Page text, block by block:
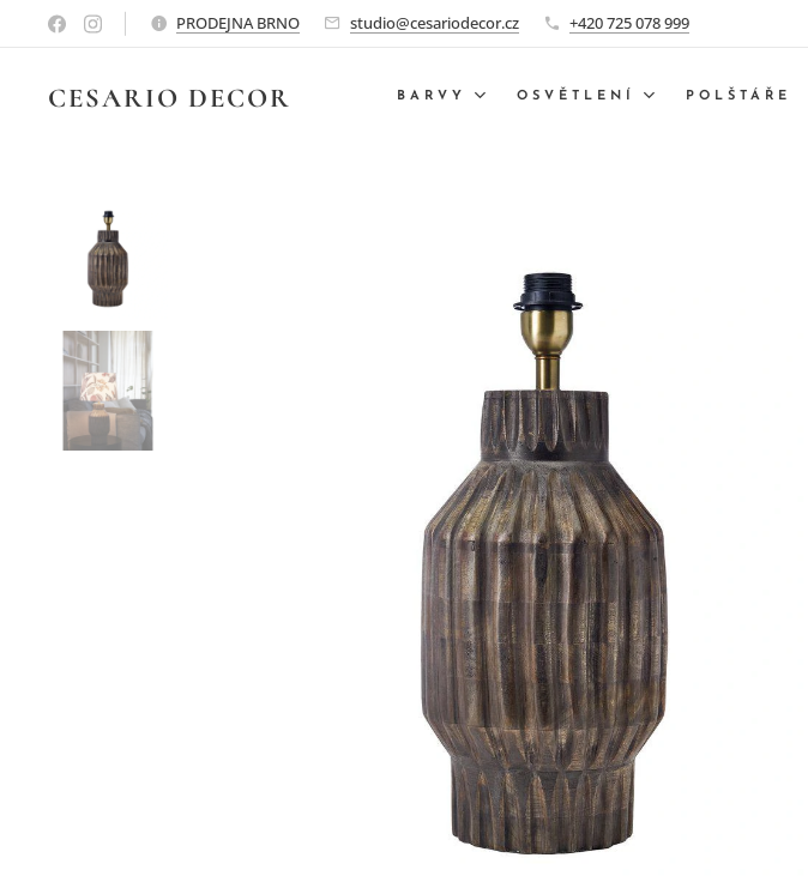
PRODEJNA BRNO studio@cesariodecor.cz +420 725 078 999
CESARIO DECOR BARVY OSVĚTLENÍ POLŠTÁŘE